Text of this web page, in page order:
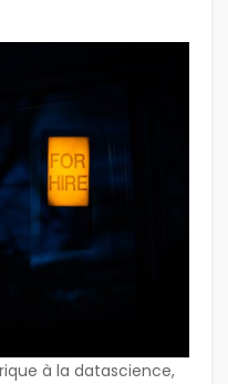
à la datascience,